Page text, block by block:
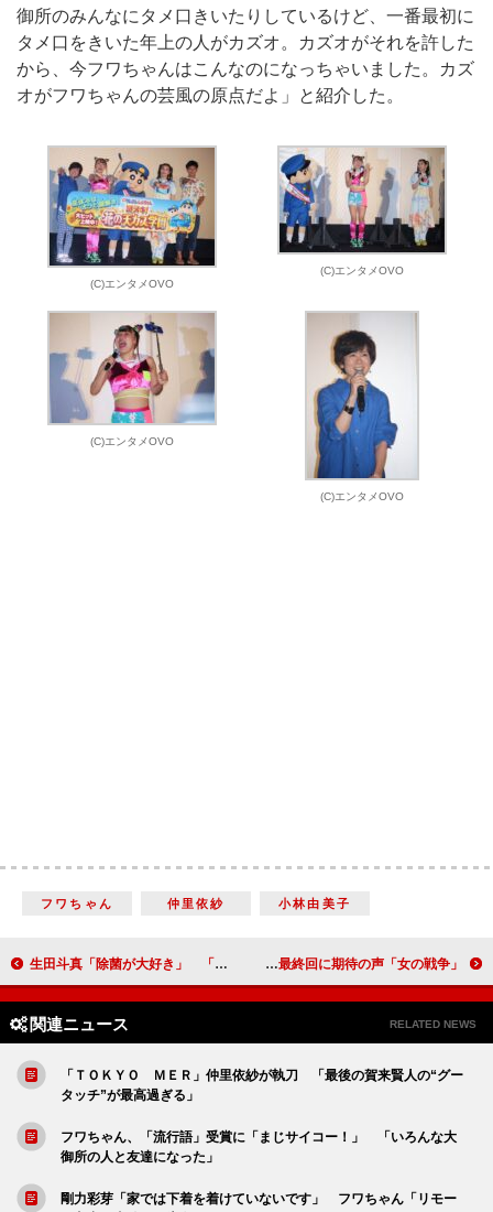
御所のみんなにタメ口きいたりしているけど、一番最初に
タメ口をきいた年上の人がカズオ。カズオがそれを許した
から、今フワちゃんはこんなのになっちゃいました。カズ
オがフワちゃんの芸風の原点だよ」と紹介した。
(C)エンタメOVO
(C)エンタメOVO
(C)エンタメOVO
(C)エンタメOVO
フワちゃん 仲里依紗 小林由美子
生田斗真「除菌が大好き」 「『趣味・除菌』とウィキペディアに書き足して」 「女の戦争」参加女性の黒歴史の連続に「哲也さんがふびん」 「どんなどんでん返しがあるの」最終回に期待の声
関連ニュース RELATED NEWS
「ＴＯＫＹＯ ＭＥＲ」仲里依紗が執刀 「最後の賀来賢人の“グー
タッチ”が最高過ぎる」
フワちゃん、「流行語」受賞に「まじサイコー！」 「いろんな大
御所の人と友達になった」
剛力彩芽「家では下着を着けていないです」 フワちゃん「リモー